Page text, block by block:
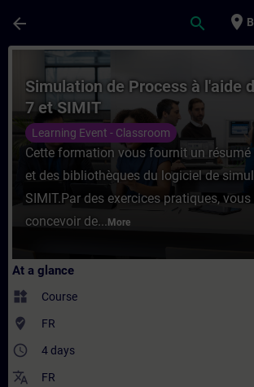
arrow_back search place
Course - Simulation de
Simulation de Process à l'aide
7 et SIMIT
Learning Event - Classroom
Cette formation vous fournit un
et des bibliothèques du logiciel de
SIMIT.Par des exercices pratiques,
concevoir de... More
At a glance
widgets Course
where_to_vote FR
access_time 4 days
translate FR